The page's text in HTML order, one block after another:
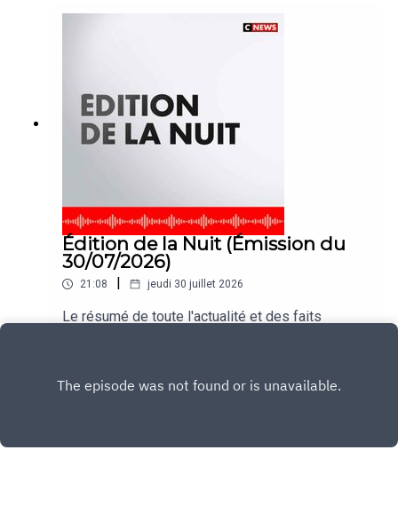
Édition de la Nuit (Émission du
30/07/2026)
21:08 jeudi 30 juillet 2026
Le résumé de toute l'actualité et des faits